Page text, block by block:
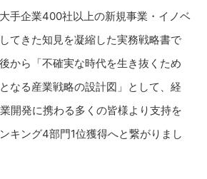
手企業400社以上の新規事業・イノベ
てきた知見を凝縮した実務戦略書で
から「不確実な時代を生き抜くため
なる産業戦略の設計図」として、経
開発に携わる多くの皆様より支持を
キング4部門1位獲得へと繋がりまし